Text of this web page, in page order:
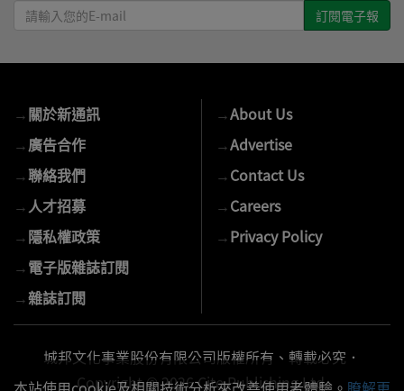
請
輸
E-
mail
→關於新通訊
→廣告合作
→聯絡我們
→ 人才招募
→隱私權政策
→電子版雜誌訂閱
→雜誌訂閱
→About Us
→Advertise
→Contact Us
→Careers
→Privacy Policy
城邦文化事業股份有限公司版權所有、轉載必究．
Copyright © 2026 Cite Publishing Ltd.